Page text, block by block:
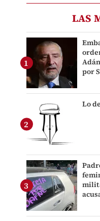
LAS
por
Lo